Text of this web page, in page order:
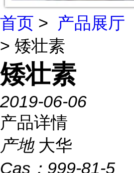
首页 > 产品展厅
> 矮壮素
矮壮素
2019-06-06
产品详情
产地 大华
Cas： 999-81-5